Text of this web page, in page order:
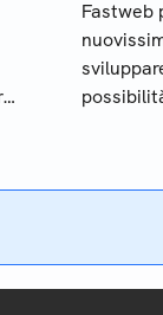
Fastweb